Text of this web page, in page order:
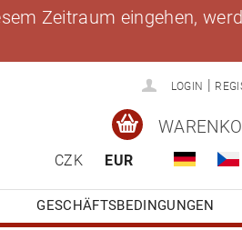
Zeitraum eingehen,
LOGIN
CZK EUR
GESCHÄFTSBEDINGUNGEN